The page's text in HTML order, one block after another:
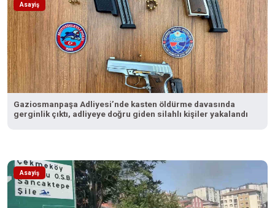
Asayiş
Gaziosmanpaşa Adliyesi’nde kasten öldürme davasında
gerginlik çıktı, adliyeye doğru giden silahlı kişiler yakalandı
Asayiş